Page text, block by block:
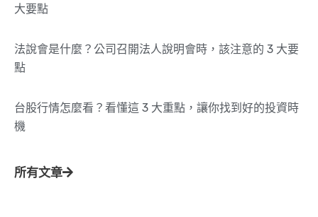
大要點
法說會是什麼？公司召開法人說明會時，該注意的 3 大要
點
台股行情怎麼看？看懂這 3 大重點，讓你找到好的投資時
機
所有文章